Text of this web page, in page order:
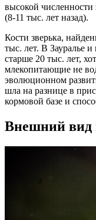
высокой численности
(8-11 тыс. лет назад).
Кости зверька,
тыс. лет. В Зауралье
старше 20 тыс. лет,
млекопитающие не
эволюционном
шла на разнице в
кормовой базе и
Внешний вид